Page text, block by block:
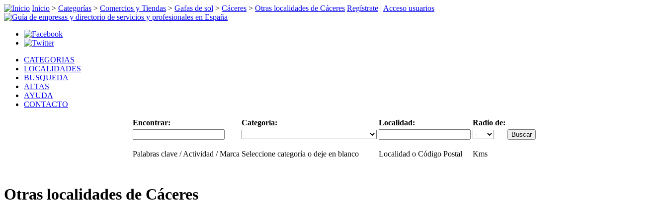
Inicio > Categorías > Comercios y Tiendas > Gafas de sol > Cáceres > Otras localidades de Cáceres Regístrate | Acceso usuarios
CATEGORIAS
LOCALIDADES
BUSQUEDA
ALTAS
AYUDA
CONTACTO
Encontrar: Categoría: Localidad: Radio de:
Palabras clave / Actividad / Marca Seleccione categoría o deje en blanco Localidad o Código Postal Kms
Otras localidades de Cáceres